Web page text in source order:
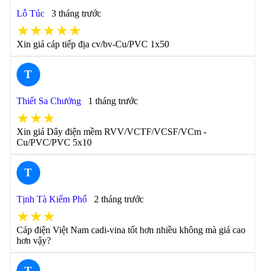
Lỗ Túc 3 tháng trước
★★★★★
Xin giá cáp tiếp địa cv/bv-Cu/PVC 1x50
T
Thiết Sa Chưởng 1 tháng trước
★★★
Xin giá Dây điện mềm RVV/VCTF/VCSF/VCm -
Cu/PVC/PVC 5x10
T
Tịnh Tà Kiếm Phổ 2 tháng trước
★★★
Cáp điện Việt Nam cadi-vina tốt hơn nhiều không mà giá cao
hơn vậy?